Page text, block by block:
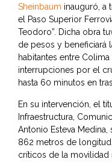
Sheinbaum inauguró, a
el Paso Superior
Teodoro”. Dicha obra
de pesos y beneficiará
habitantes entre
interrupciones por el
hasta 60 minutos en
En su intervención, el
Infraestructura,
Antonio Esteva
862 metros de
críticos de la movilidad